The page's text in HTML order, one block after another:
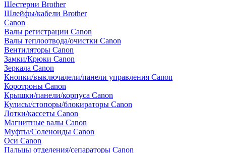
Шестерни Brother
Шлейфы/кабели Brother
Canon
Валы регистрации Canon
Валы теплоотвода/очистки Canon
Вентиляторы Canon
Замки/Крюки Canon
Зеркала Canon
Кнопки/выключалели/панели управления Canon
Коротроны Canon
Крышки/панели/корпуса Canon
Кулисы/стопоры/блокираторы Canon
Лотки/кассеты Canon
Магнитные валы Canon
Муфты/Соленоиды Canon
Оси Canon
Пальцы отделения/сепараторы Canon